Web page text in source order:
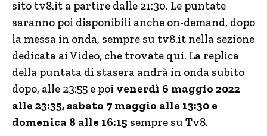
sito tv8.it a partire dalle 21:30. Le puntate
saranno poi disponibili anche on-demand, dopo
la messa in onda, sempre su tv8.it nella sezione
dedicata ai Video, che trovate qui. La replica
della puntata di stasera andrà in onda subito
dopo, alle 23:55 e poi venerdì 6 maggio 2022
alle 23:35, sabato 7 maggio alle 13:30 e
domenica 8 alle 16:15 sempre su Tv8.